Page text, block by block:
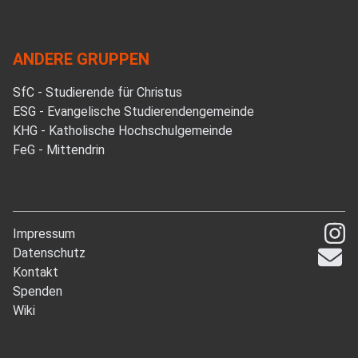
ANDERE GRUPPEN
SfC - Studierende für Christus
ESG - Evangelische Studierendengemeinde
KHG - Katholische Hochschulgemeinde
FeG - Mittendrin
Impressum
Datenschutz
Kontakt
Spenden
Wiki